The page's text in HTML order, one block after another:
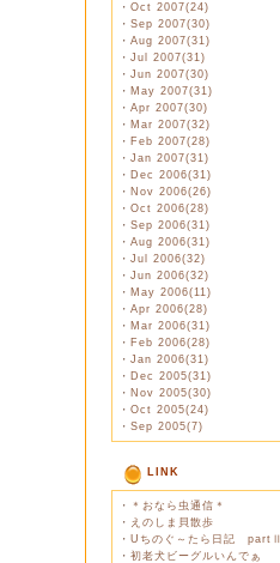
・ Oct 2007(24)
・ Sep 2007(30)
・ Aug 2007(31)
・ Jul 2007(31)
・ Jun 2007(30)
・ May 2007(31)
・ Apr 2007(30)
・ Mar 2007(32)
・ Feb 2007(28)
・ Jan 2007(31)
・ Dec 2006(31)
・ Nov 2006(26)
・ Oct 2006(28)
・ Sep 2006(31)
・ Aug 2006(31)
・ Jul 2006(32)
・ Jun 2006(32)
・ May 2006(11)
・ Apr 2006(28)
・ Mar 2006(31)
・ Feb 2006(28)
・ Jan 2006(31)
・ Dec 2005(31)
・ Nov 2005(30)
・ Oct 2005(24)
・ Sep 2005(7)
LINK
・
＊おなら虫通信＊
・ えのしま貝散歩
・ Uちのぐ～たら日記 partⅡ
・ 初老犬ビーグルいんでぁ